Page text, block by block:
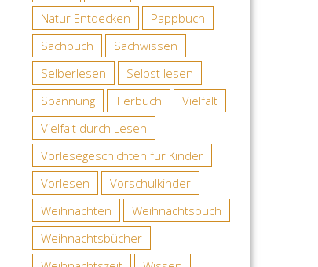
Natur Entdecken
Pappbuch
Sachbuch
Sachwissen
Selberlesen
Selbst lesen
Spannung
Tierbuch
Vielfalt
Vielfalt durch Lesen
Vorlesegeschichten für Kinder
Vorlesen
Vorschulkinder
Weihnachten
Weihnachtsbuch
Weihnachtsbücher